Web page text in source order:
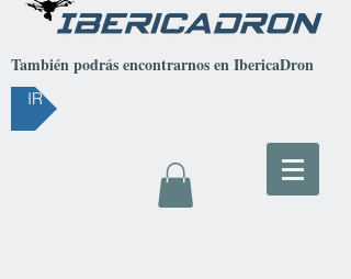
También podrás encontrarnos en IbericaDron
IR